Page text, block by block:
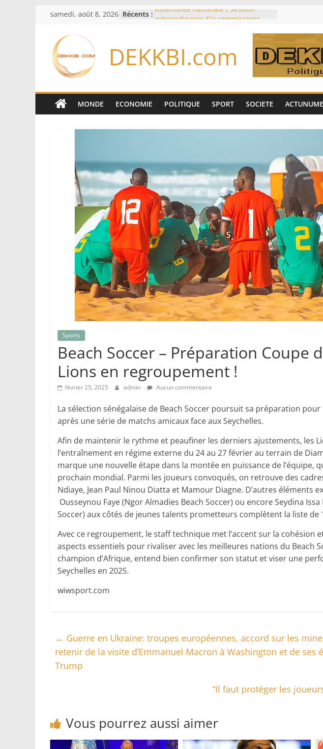
Passer
contenu
samedi, août 8, 2026 Récents : Assemblée nationale / Session
d’enquête à l’ordre du jour ce lundi
de la Espriella
Bénin: Patrice Talon élu président
Moyen-Orient: l’Arabie saoudite, le
Pakistan et la Turquie signent un
accord de défense
exportations de cuivre et de cobalt
DEKKBI.com
MONDE ECONOMIE POLITIQUE SPORT SOCIETE
Sports
Beach Soccer – Préparation Coupe
Lions en regroupement !
février 25, 2025 admin Aucun commentaire
La sélection sénégalaise de Beach Soccer poursuit sa préparation
après une série de matchs amicaux face aux Seychelles.
Afin de maintenir le rythme et peaufiner les derniers ajustements, les
l’entraînement en régime externe du 24 au 27 février au terrain de
marque une nouvelle étape dans la montée en puissance de l’équipe,
prochain mondial. Parmi les joueurs convoqués, on retrouve des
Ndiaye, Jean Paul Ninou Diatta et Mamour Diagne. D’autres éléments
Ousseynou Faye (Ngor Almadies Beach Soccer) ou encore Seydina Issa
Soccer) aux côtés de jeunes talents prometteurs complètent la liste de
Avec ce regroupement, le staff technique met l’accent sur la cohésion
aspects essentiels pour rivaliser avec les meilleures nations du Beach
champion d’Afrique, entend bien confirmer son statut et viser une
Seychelles en 2025.
wiwsport.com
← Guerre en Ukraine: troupes européennes, accord sur les
retenir de la visite d’Emmanuel Macron à Washington et de ses
Trump
“Il faut protéger les
Vous pourrez aussi aimer